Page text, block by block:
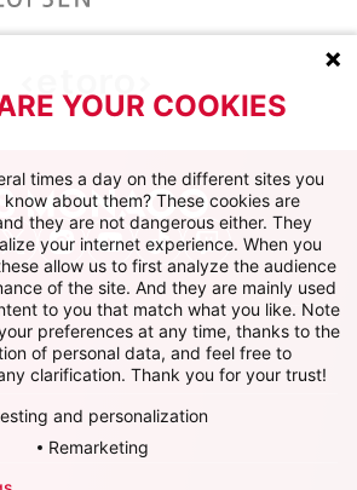
X Instagram
YoutubeTikTokTwitch
YOUR COOKIES
times a day on the different sites you
about them? These cookies are
they are not dangerous either. They
your internet experience. When you
allow us to first analyze the audience
of the site. And they are mainly used
to you that match what you like. Note
preferences at any time, thanks to the
of personal data, and feel free to
clarification. Thank you for your trust!
and personalization
Remarketing